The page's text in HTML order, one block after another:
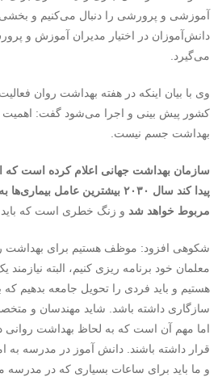
آموزشی و پرورشی را دنبال می‌کنیم و بخشی
دانش‌آموزان در اختیار مدیران آموزش و
می‌گیرد.
وی با بیان اینکه در هفته بهداشت روان
کشور پیش بینی و اجرا می‌شود گفت: اهمیت
بهداشت جسم نیست.
سازمان بهداشت جهانی اعلام کرده است که
پیدا کند سال ۲۰۳۰ بیشترین عامل
مربوط خواهد شد و زنگ خطری است که باید
شکوهی افزود: موظف هستیم برای بهداشت
معلمان خود برنامه ریزی کنیم، البته
هستیم و باید فردی را تحویل جامعه بدهیم
سازگاری داشته باشد. شاید مهندسان و
اما مهم آن است که به لحاظ بهداشت روانی
قرار داشته باشند. دانش آموز در مدرسه به
و ما باید برای ساعات بسیاری که در مدرسه